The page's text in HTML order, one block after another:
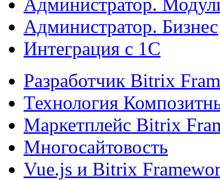
Администратор. Бизнес
Интеграция с 1С
Разработчик Bitrix
Технология
Маркетплейс Bitrix
Многосайтовость
Vue.js и Bitrix